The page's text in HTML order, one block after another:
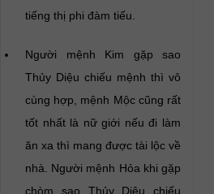
tiếng thị phi đàm tiếu.
Người mệnh Kim gặp sao
Thủy Diệu chiếu mệnh thì vô
cùng hợp, mệnh Mộc cũng rất
tốt nhất là nữ giới nếu đi làm
ăn xa thì mang được tài lộc về
nhà. Người mệnh Hỏa khi gặp
chòm sao Thủy Diệu chiếu